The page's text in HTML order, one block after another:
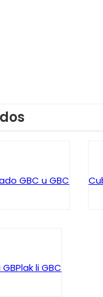
GBC u GBC
li GBC